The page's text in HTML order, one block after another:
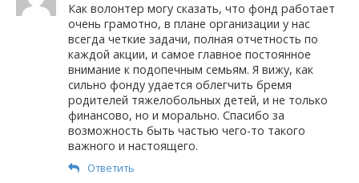
Как волонтер могу сказать, что фонд работает
очень грамотно, в плане организации у нас
всегда четкие задачи, полная отчетность по
каждой акции, и самое главное постоянное
внимание к подопечным семьям. Я вижу, как
сильно фонду удается облегчить бремя
родителей тяжелобольных детей, и не только
финансово, но и морально. Спасибо за
возможность быть частью чего-то такого
важного и настоящего.
Ответить